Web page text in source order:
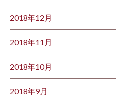
2018年12月
2018年11月
2018年10月
2018年9月